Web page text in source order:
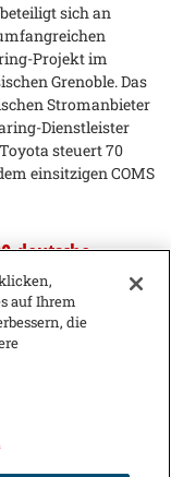
sich an
Projekt im
Grenoble. Das
Stromanbieter
Dienstleister
steuert 70
einsitzigen COMS
deutsche
nutzen
CarSharing
für das Jahr 2012
bisher zu
der
auf Ihrem
die